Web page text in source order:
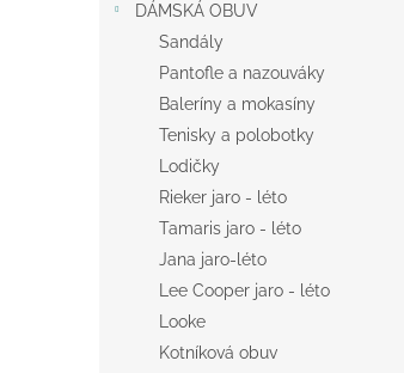
DÁMSKÁ OBUV
Sandály
Pantofle a nazouváky
Baleríny a mokasíny
Tenisky a polobotky
Lodičky
Rieker jaro - léto
Tamaris jaro - léto
Jana jaro-léto
Lee Cooper jaro - léto
Looke
Kotníková obuv